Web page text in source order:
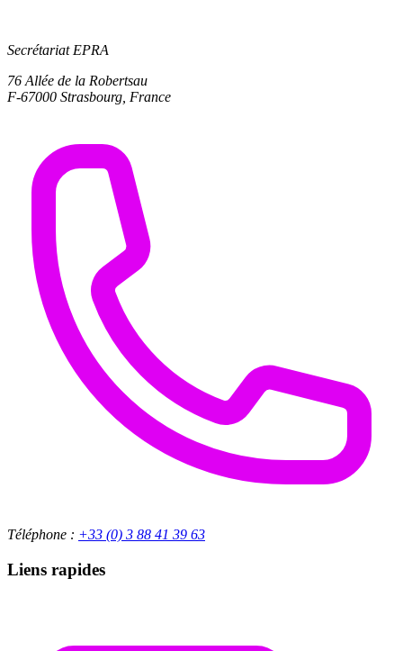
Secrétariat EPRA
76 Allée de la Robertsau
F-67000 Strasbourg, France
Téléphone : +33 (0) 3 88 41 39 63
Liens rapides